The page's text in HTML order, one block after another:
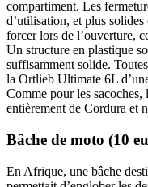
compartiment. Les
d’utilisation, et plus
forcer lors de l’ouverture,
Un structure en plastique
suffisamment solide.
la Ortlieb Ultimate 6L
Comme pour les
entièrement de Cordura et
Bâche de moto (10
En Afrique, une bâche